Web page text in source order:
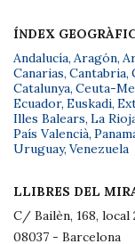
ÍNDEX
Andalucía, Aragón,
Canarias, Cantabria,
Catalunya, Ceuta-
Ecuador, Euskadi,
Illes Balears, La
País Valencià,
Uruguay, Venezuela
LLIBRES DEL
C/ Bailèn, 168, local
08037 - Barcelona